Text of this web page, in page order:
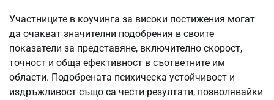
Участниците в коучинга за високи постижения могат
да очакват значителни подобрения в своите
показатели за представяне, включително скорост,
точност и обща ефективност в съответните им
области. Подобрената психическа устойчивост и
издръжливост също са чести резултати, позволявайки